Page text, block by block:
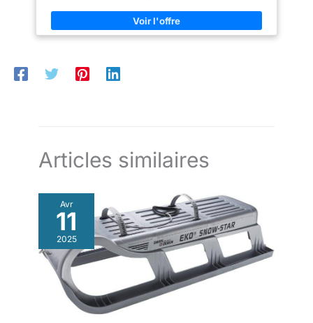
mesure.
Articles similaires
Avr
11
2025